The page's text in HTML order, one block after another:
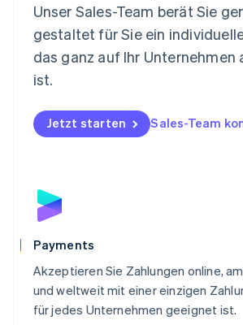
Unser Sales-Team berät Sie
gestaltet für Sie ein
das ganz auf Ihr
ist.
Jetzt starten Sales-Team
Payments
Akzeptieren Sie Zahlungen online,
und weltweit mit einer einzigen
für jedes Unternehmen geeignet ist.
Niederlande
Norwegen
English
Polen
English
Portugal
Schweden
Deutsch
Singapur
English 简体中文
Slowakei
English